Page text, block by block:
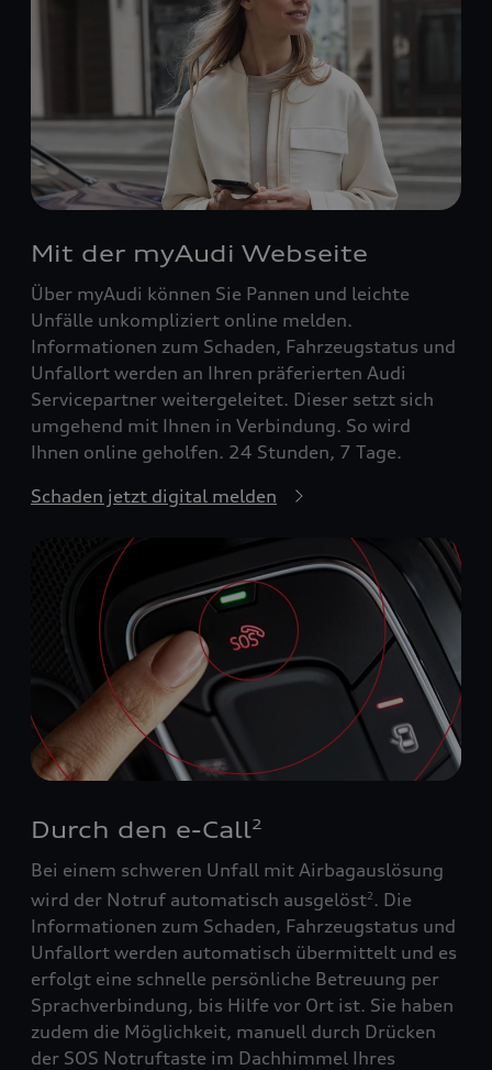
Mit der myAudi Webseite
Über myAudi können Sie Pannen und leichte
Unfälle unkompliziert online melden.
Informationen zum Schaden, Fahrzeugstatus und
Unfallort werden an Ihren präferierten Audi
Servicepartner weitergeleitet. Dieser setzt sich
umgehend mit Ihnen in Verbindung. So wird
Ihnen online geholfen. 24 Stunden, 7 Tage.
Schaden jetzt digital melden
Durch den e-Call2
Bei einem schweren Unfall mit Airbagauslösung
wird der Notruf automatisch ausgelöst2 . Die
Informationen zum Schaden, Fahrzeugstatus und
Unfallort werden automatisch übermittelt und es
erfolgt eine schnelle persönliche Betreuung per
Sprachverbindung, bis Hilfe vor Ort ist. Sie haben
zudem die Möglichkeit, manuell durch Drücken
der SOS Notruftaste im Dachhimmel Ihres